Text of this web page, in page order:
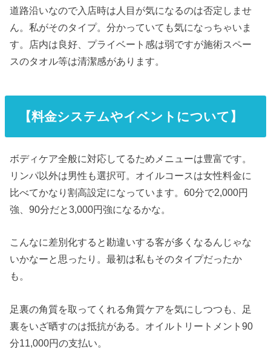
道路沿いなので入店時は人目が気になるのは否定しませ
ん。私がそのタイプ。分かっていても気になっちゃいま
す。店内は良好、プライベート感は弱ですが施術スペー
スのタオル等は清潔感があります。
【料金システムやイベントについて】
ボディケア全般に対応してるためメニューは豊富です。
リンパ以外は男性も選択可。オイルコースは女性料金に
比べてかなり割高設定になっています。60分で2,000円
強、90分だと3,000円強になるかな。
こんなに差別化すると勘違いする客が多くなるんじゃな
いかなーと思ったり。最初は私もそのタイプだったか
も。
足裏の角質を取ってくれる角質ケアを気にしつつも、足
裏をいざ晒すのは抵抗がある。オイルトリートメント90
分11,000円の支払い。